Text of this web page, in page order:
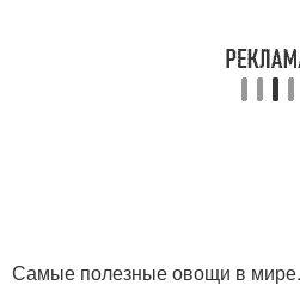
Самые полезные овощи в